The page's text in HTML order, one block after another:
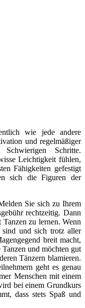
wie jede andere
und regelmäßiger
Schritte.
Leichtigkeit fühlen,
Fähigkeiten gefestigt
sich die Figuren der
Sie sich zu Ihrem
rechtzeitig. Dann
zu lernen. Wenn
sind und sich trotz aller
breit macht,
und möchten gut
Tänzern blamieren.
geht es genau
Menschen mit einem
bei einem Grundkurs
dass stets Spaß und